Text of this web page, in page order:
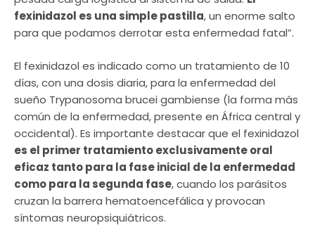
fexinidazol es una simple pastilla, un enorme salto
para que podamos derrotar esta enfermedad fatal”.
El fexinidazol es indicado como un tratamiento de 10
días, con una dosis diaria, para la enfermedad del
sueño Trypanosoma brucei gambiense (la forma más
común de la enfermedad, presente en África central y
occidental). Es importante destacar que el fexinidazol
es el primer tratamiento exclusivamente oral
eficaz tanto para la fase inicial de la enfermedad
como para la segunda fase, cuando los parásitos
cruzan la barrera hematoencefálica y provocan
síntomas neuropsiquiátricos.